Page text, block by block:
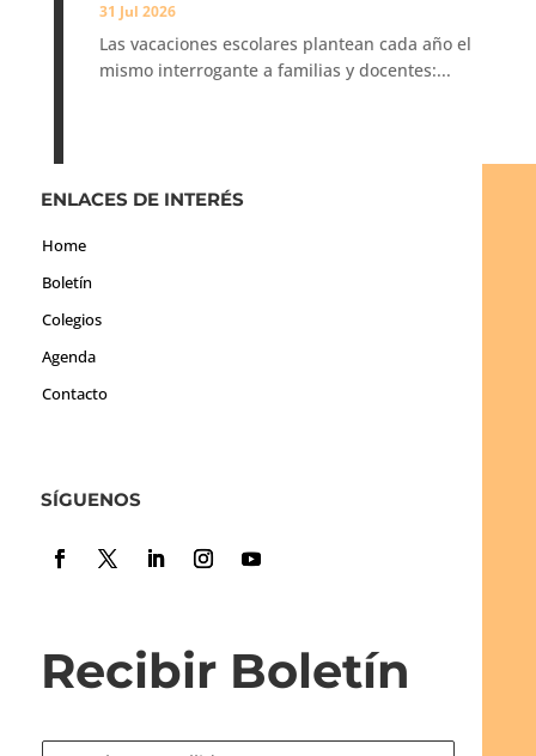
31 Jul 2026
Las vacaciones escolares plantean cada año el
mismo interrogante a familias y docentes:...
ENLACES DE INTERÉS
Home
Boletín
Colegios
Agenda
Contacto
SÍGUENOS
Recibir Boletín